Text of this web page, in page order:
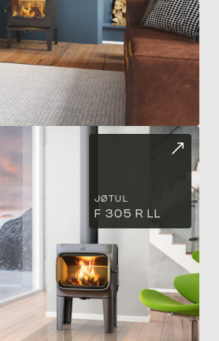
JØTUL
F 305 R LL